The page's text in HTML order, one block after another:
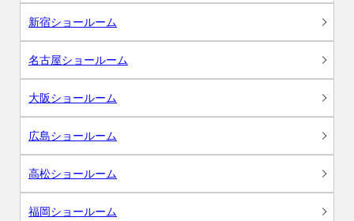
新宿ショールーム
名古屋ショールーム
大阪ショールーム
広島ショールーム
高松ショールーム
福岡ショールーム